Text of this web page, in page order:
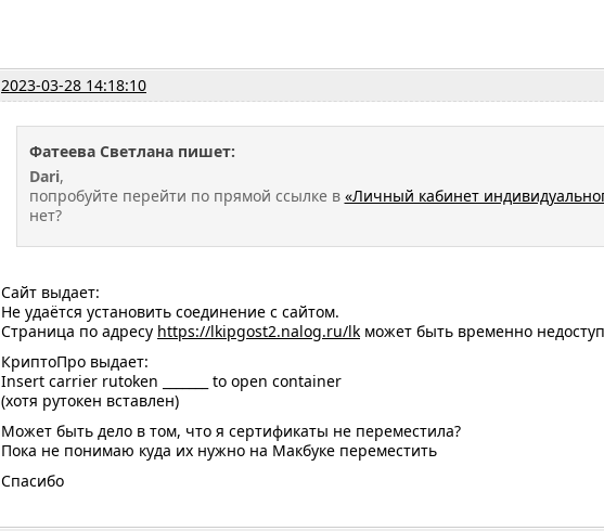
2023-03-28 14:18:10
Фатеева Светлана пишет:
Dari,
попробуйте перейти по прямой ссылке в «Личный кабинет
нет?
Сайт выдает:
Не удаётся установить соединение с сайтом.
Страница по адресу https://lkipgost2.nalog.ru/lk может быть временно
КриптоПро выдает:
Insert carrier rutoken _______ to open container
(хотя рутокен вставлен)
Может быть дело в том, что я сертификаты не переместила?
Пока не понимаю куда их нужно на Макбуке переместить
Спасибо